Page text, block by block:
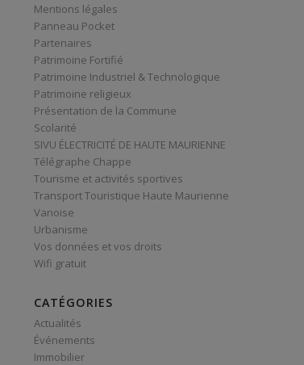
Mentions légales
Panneau Pocket
Partenaires
Patrimoine Fortifié
Patrimoine Industriel & Technologique
Patrimoine religieux
Présentation de la Commune
Scolarité
SIVU ÉLECTRICITÉ DE HAUTE MAURIENNE
Télégraphe Chappe
Tourisme et activités sportives
Transport Touristique Haute Maurienne
Vanoise
Urbanisme
Vos données et vos droits
Wifi gratuit
CATÉGORIES
Actualités
Événements
Immobilier